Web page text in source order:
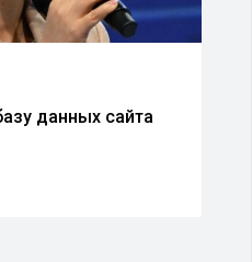
данных сайта